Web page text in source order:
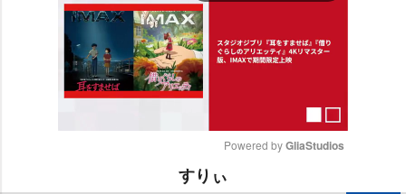
Powered by GliaStudios
すりぃ